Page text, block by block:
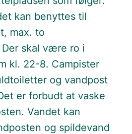
kan benyttes til
max. to
skal være ro i
kl. 22-8. Campister
og vandpost
er forbudt at vaske
Vandet kan
og spildevand